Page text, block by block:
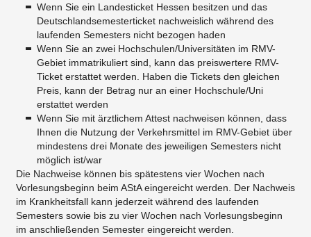
Wenn Sie ein Landesticket Hessen besitzen und das
Deutschlandsemesterticket nachweislich während des
laufenden Semesters nicht bezogen haden
Wenn Sie an zwei Hochschulen/Universitäten im RMV-
Gebiet immatrikuliert sind, kann das preiswertere RMV-
Ticket erstattet werden. Haben die Tickets den gleichen
Preis, kann der Betrag nur an einer Hochschule/Uni
erstattet werden
Wenn Sie mit ärztlichem Attest nachweisen können, dass
Ihnen die Nutzung der Verkehrsmittel im RMV-Gebiet über
mindestens drei Monate des jeweiligen Semesters nicht
möglich ist/war
Die Nachweise können bis spätestens vier Wochen nach
Vorlesungsbeginn beim AStA eingereicht werden. Der Nachweis
im Krankheitsfall kann jederzeit während des laufenden
Semesters sowie bis zu vier Wochen nach Vorlesungsbeginn
im anschließenden Semester eingereicht werden.